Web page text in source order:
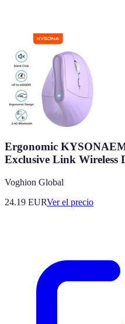
Ergonomic
Exclusive Link Wireless
Voghion Global
24.19 EURVer el precio